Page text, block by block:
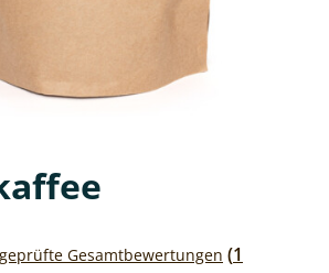
Gesamtbewertungen (1